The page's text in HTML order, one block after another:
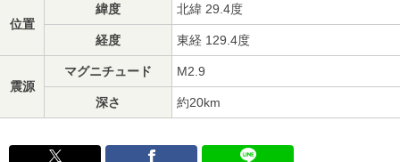
位置
緯度 北緯 29.4度
経度 東経 129.4度
震源
マグニチュード M2.9
深さ 約20km